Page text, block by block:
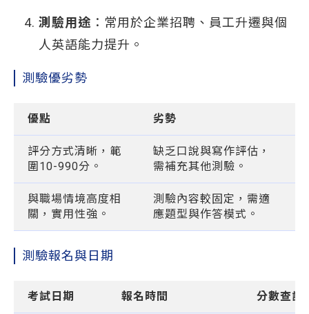
測驗用途 ：常用於企業招聘、員工升遷與個
人英語能力提升。
測驗優劣勢
優點 劣勢
評分方式清晰，範
圍10-990分。
缺乏口說與寫作評估，
需補充其他測驗。
與職場情境高度相
關，實用性強。
測驗內容較固定，需適
應題型與作答模式。
測驗報名與日期
考試日期 報名時間 分數查詢